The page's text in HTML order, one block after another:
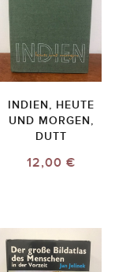
INDIEN, HEUTE
UND MORGEN,
DUTT
12,00 €